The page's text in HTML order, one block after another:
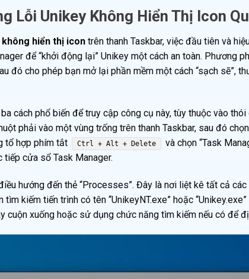
Lỗi Unikey Không Hiển Thị Icon
không hiển thị icon trên thanh Taskbar, việc đầu tiên và
để “khởi động lại” Unikey một cách an toàn. Phương
đó cho phép bạn mở lại phần mềm một cách “sạch sẽ”,
cách phổ biến để truy cập công cụ này, tùy thuộc vào
phải vào một vùng trống trên thanh Taskbar, sau đó
tổ hợp phím tắt
Ctrl + Alt + Delete
và chọn “Task
tiếp cửa sổ Task Manager.
hướng đến thẻ “Processes”. Đây là nơi liệt kê tất cả
kiếm tiến trình có tên “UnikeyNT.exe” hoặc
cuộn xuống hoặc sử dụng chức năng tìm kiếm nếu có để